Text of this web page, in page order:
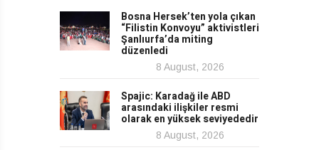
Bosna Hersek’ten yola çıkan
“Filistin Konvoyu” aktivistleri
Şanlıurfa’da miting
düzenledi
8 August, 2026
Spajic: Karadağ ile ABD
arasındaki ilişkiler resmi
olarak en yüksek seviyededir
8 August, 2026